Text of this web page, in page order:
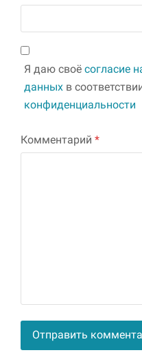
Я даю своё согласие
данных в
конфиденциальности
Комментарий *